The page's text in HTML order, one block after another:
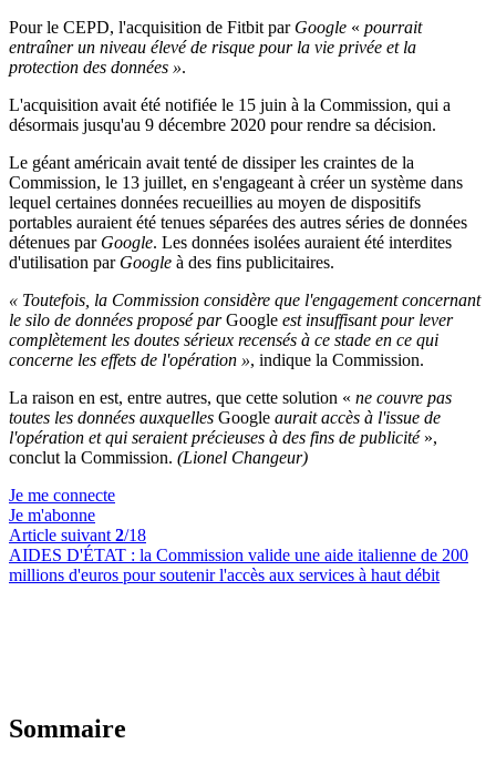
Pour le CEPD, l'acquisition de Fitbit par Google « pourrait
entraîner un niveau élevé de risque pour la vie privée et la
protection des données ».
L'acquisition avait été notifiée le 15 juin à la Commission, qui a
désormais jusqu'au 9 décembre 2020 pour rendre sa décision.
Le géant américain avait tenté de dissiper les craintes de la
Commission, le 13 juillet, en s'engageant à créer un système dans
lequel certaines données recueillies au moyen de dispositifs
portables auraient été tenues séparées des autres séries de données
détenues parGoogle. Les données isolées auraient été interdites
d'utilisation par Google à des fins publicitaires.
« Toutefois, la Commission considère que l'engagement concernant
le silo de données proposé parGoogle est insuffisant pour lever
complètement les doutes sérieux recensés à ce stade en ce qui
concerne les effets de l'opération », indique la Commission.
La raison en est, entre autres, que cette solution « ne couvre pas
toutes les données auxquelles Google aurait accès à l'issue de
l'opération et qui seraient précieuses à des fins de publicité »,
conclut la Commission. (Lionel Changeur)
Je me connecte
Je m'abonne
Article suivant 2/18
AIDES D'ÉTAT : la Commission valide une aide italienne de 200
millions d'euros pour soutenir l'accès aux services à haut débit
Sommaire